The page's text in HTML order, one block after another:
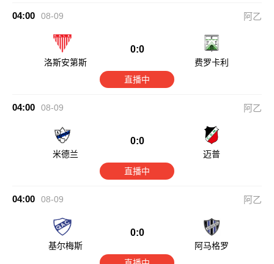
04:00 08-09 阿乙
洛斯安第斯
0:0
费罗卡利
直播中
04:00 08-09 阿乙
米德兰
0:0
迈普
直播中
04:00 08-09 阿乙
基尔梅斯
0:0
阿马格罗